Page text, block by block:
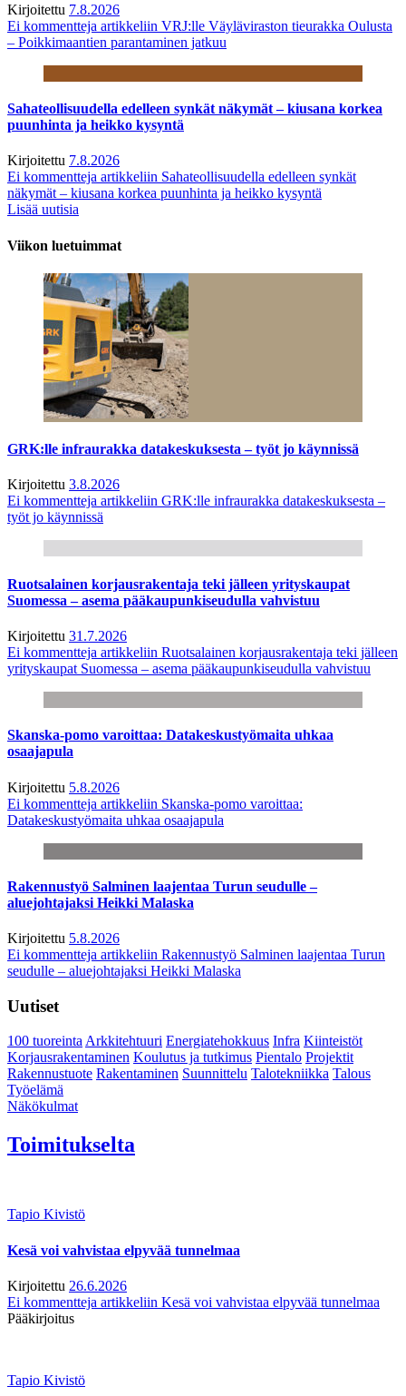
Kirjoitettu 7.8.2026
Ei kommentteja artikkeliin VRJ:lle Väyläviraston tieurakka Oulusta
– Poikkimaantien parantaminen jatkuu
Sahateollisuudella edelleen synkät näkymät – kiusana korkea
puunhinta ja heikko kysyntä
Kirjoitettu 7.8.2026
Ei kommentteja artikkeliin Sahateollisuudella edelleen synkät
näkymät – kiusana korkea puunhinta ja heikko kysyntä
Lisää uutisia
Viikon luetuimmat
GRK:lle infraurakka datakeskuksesta – työt jo käynnissä
Kirjoitettu 3.8.2026
Ei kommentteja artikkeliin GRK:lle infraurakka datakeskuksesta –
työt jo käynnissä
Ruotsalainen korjausrakentaja teki jälleen yrityskaupat
Suomessa – asema pääkaupunkiseudulla vahvistuu
Kirjoitettu 31.7.2026
Ei kommentteja artikkeliin Ruotsalainen korjausrakentaja teki jälleen
yrityskaupat Suomessa – asema pääkaupunkiseudulla vahvistuu
Skanska-pomo varoittaa: Datakeskustyömaita uhkaa
osaajapula
Kirjoitettu 5.8.2026
Ei kommentteja artikkeliin Skanska-pomo varoittaa:
Datakeskustyömaita uhkaa osaajapula
Rakennustyö Salminen laajentaa Turun seudulle –
aluejohtajaksi Heikki Malaska
Kirjoitettu 5.8.2026
Ei kommentteja artikkeliin Rakennustyö Salminen laajentaa Turun
seudulle – aluejohtajaksi Heikki Malaska
Uutiset
100 tuoreintaArkkitehtuuri Energiatehokkuus Infra Kiinteistöt
Korjausrakentaminen Koulutus ja tutkimus Pientalo Projektit
Rakennustuote Rakentaminen Suunnittelu Talotekniikka Talous
Työelämä
Näkökulmat
Toimitukselta
Tapio Kivistö
Kesä voi vahvistaa elpyvää tunnelmaa
Kirjoitettu 26.6.2026
Ei kommentteja artikkeliin Kesä voi vahvistaa elpyvää tunnelmaa
Pääkirjoitus
Tapio Kivistö